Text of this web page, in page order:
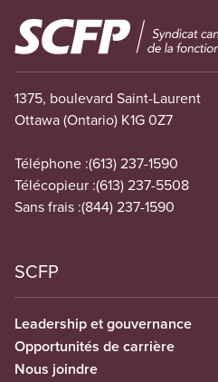
Image
1375, boulevard Saint-Laurent
Ottawa (Ontario) K1G 0Z7
Téléphone :(613) 237-1590
Télécopieur :(613) 237-5508
Sans frais :(844) 237-1590
SCFP
Leadership et gouvernance
Opportunités de carrière
Nous joindre